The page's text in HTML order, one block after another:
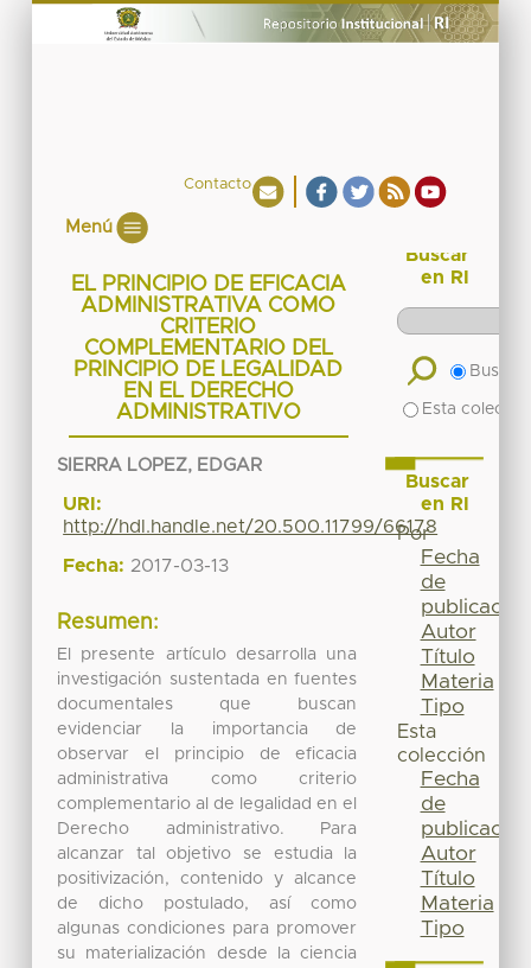
Contacto
Menú
EL PRINCIPIO DE EFICACIA
ADMINISTRATIVA COMO
CRITERIO
COMPLEMENTARIO DEL
PRINCIPIO DE LEGALIDAD
EN EL DERECHO
ADMINISTRATIVO
SIERRA LOPEZ, EDGAR
URI:
http://hdl.handle.net/20.500.11799/66178
Fecha: 2017-03-13
Resumen:
El presente artículo desarrolla una
investigación sustentada en fuentes
documentales que buscan
evidenciar la importancia de
observar el principio de eficacia
administrativa como criterio
complementario al de legalidad en el
Derecho administrativo. Para
alcanzar tal objetivo se estudia la
positivización, contenido y alcance
de dicho postulado, así como
algunas condiciones para promover
su materialización desde la ciencia
Buscar
en RI
Buscar
Esta
Buscar
en RI
Por
Fecha
de
publicación
Autor
Título
Materia
Tipo
Esta
colección
Fecha
de
publicación
Autor
Título
Materia
Tipo